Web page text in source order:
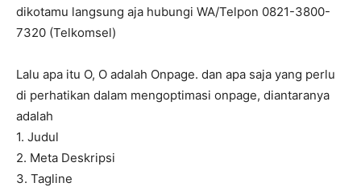
dikotamu langsung aja hubungi WA/Telpon 0821-3800-
7320 (Telkomsel)
Lalu apa itu O, O adalah Onpage. dan apa saja yang perlu
di perhatikan dalam mengoptimasi onpage, diantaranya
adalah
1. Judul
2. Meta Deskripsi
3. Tagline